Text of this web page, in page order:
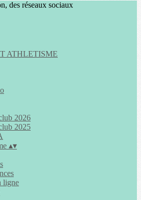
des réseaux sociaux
2026
2025
▴▾
ligne